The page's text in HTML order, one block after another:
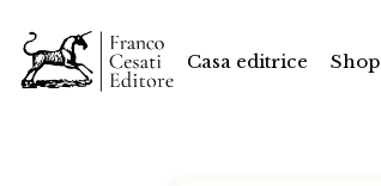
Casa editrice Shop